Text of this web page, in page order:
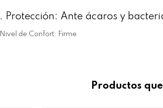
. Protección: Ante ácaros y
Nivel de Confort: Firme
Productos